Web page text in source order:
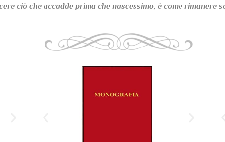
ciò che accadde prima che nascessimo, è come rimanere